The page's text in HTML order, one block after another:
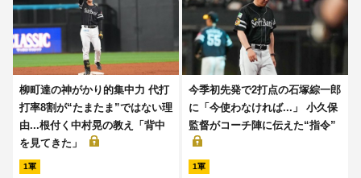
柳町達の神がかり的集中力 代打
打率8割が“たまたま”ではない理
由...根付く中村晃の教え「背中
を見てきた」
1軍
今季初先発で2打点の石塚綜一郎
に「今使わなければ...」 小久保
監督がコーチ陣に伝えた“指令”
1軍